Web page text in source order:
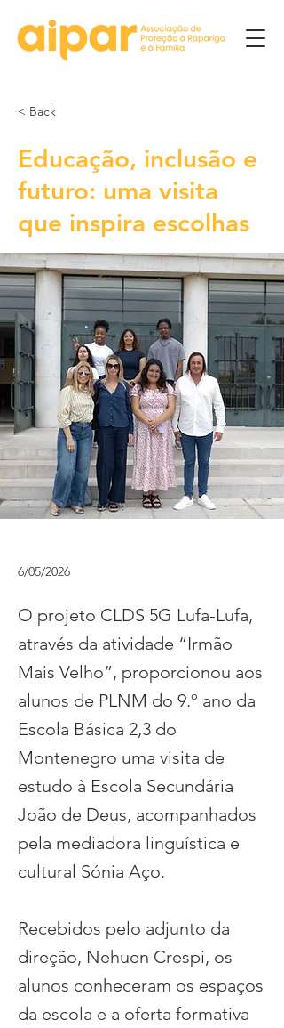
< Back
Educação, inclusão e
futuro: uma visita
que inspira escolhas
6/05/2026
O projeto CLDS 5G Lufa-Lufa,
através da atividade “Irmão
Mais Velho”, proporcionou aos
alunos de PLNM do 9.º ano da
Escola Básica 2,3 do
Montenegro uma visita de
estudo à Escola Secundária
João de Deus, acompanhados
pela mediadora linguística e
cultural Sónia Aço.
Recebidos pelo adjunto da
direção, Nehuen Crespi, os
alunos conheceram os espaços
da escola e a oferta formativa